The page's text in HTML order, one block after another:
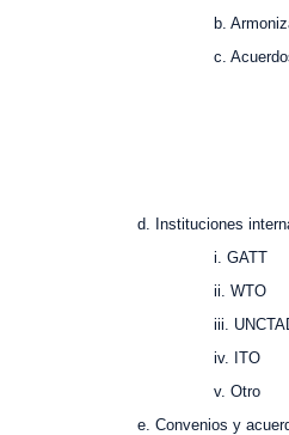
Acuerdos
Convenio
Protocolo
Instituciones
GATT
WTO
ITO
Otro
Convenios y acuerdos